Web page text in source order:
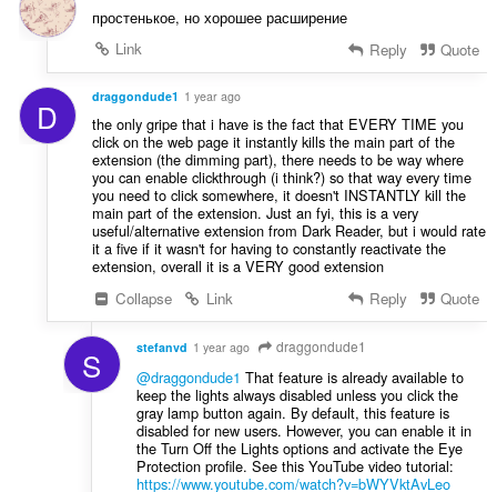
простенькое, но хорошее расширение
Link
Reply Quote
D draggondude1 1 year ago
the only gripe that i have is the fact that EVERY TIME you
click on the web page it instantly kills the main part of the
extension (the dimming part), there needs to be way where
you can enable clickthrough (i think?) so that way every time
you need to click somewhere, it doesn't INSTANTLY kill the
main part of the extension. Just an fyi, this is a very
useful/alternative extension from Dark Reader, but i would rate
it a five if it wasn't for having to constantly reactivate the
extension, overall it is a VERY good extension
Collapse
Link Reply Quote
S stefanvd 1 year ago draggondude1
@draggondude1 That feature is already available to
keep the lights always disabled unless you click the
gray lamp button again. By default, this feature is
disabled for new users. However, you can enable it in
the Turn Off the Lights options and activate the Eye
Protection profile. See this YouTube video tutorial:
https://www.youtube.com/watch?v=bWYVktAvLeo